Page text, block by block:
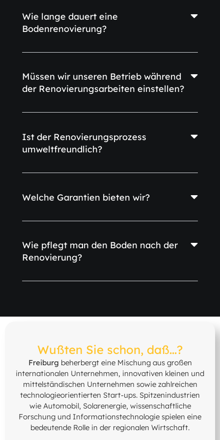
Wie lange dauert eine
Bodenrenovierung?
Müssen wir unseren Betrieb während
der Renovierungsarbeiten einstellen?
Ist der Renovierungsprozess
umweltfreundlich?
Welche Garantien bieten wir?
Wie pflegt man den Boden nach der
Renovierung?
Wußten Sie schon, daß...?
Freiburg beherbergt eine Mischung aus großen
internationalen Unternehmen, innovativen kleinen und
mittelständischen Unternehmen sowie zahlreichen
technologieorientierten Start-ups. Spitzenindustrien
wie Automobil, Solarenergie, wissenschaftliche
Forschung und Informationstechnologie spielen eine
bedeutende Rolle in der regionalen Wirtschaft.